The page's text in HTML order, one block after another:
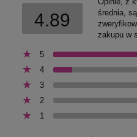
4.89
średnia,
zakupu w
5
4
3
2
1